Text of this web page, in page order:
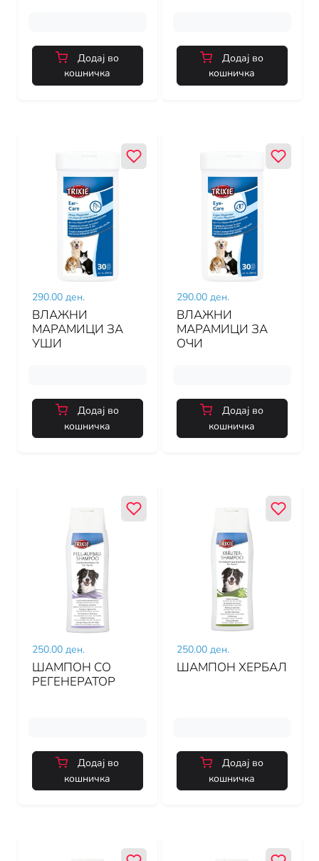
Додај во
кошничка
Додај во
кошничка
290.00 ден.
ВЛАЖНИ
МАРАМИЦИ ЗА
УШИ
Додај во
кошничка
290.00 ден.
ВЛАЖНИ
МАРАМИЦИ ЗА
ОЧИ
Додај во
кошничка
250.00 ден.
ШАМПОН СО
РЕГЕНЕРАТОР
Додај во
кошничка
250.00 ден.
ШАМПОН ХЕРБАЛ
Додај во
кошничка